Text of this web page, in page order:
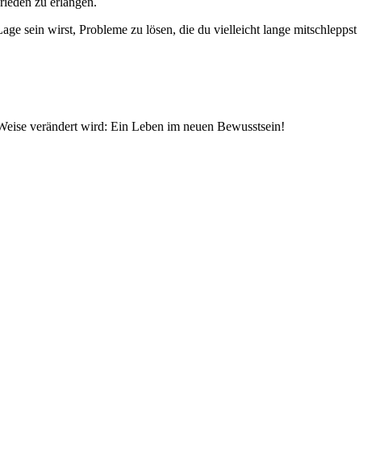
sein wirst, Probleme zu lösen, die du vielleicht lange mitschleppst
verändert wird: Ein Leben im neuen Bewusstsein!